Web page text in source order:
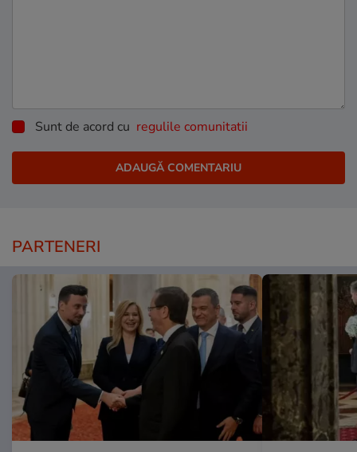
Sunt de acord cu regulile comunitatii
PARTENERI